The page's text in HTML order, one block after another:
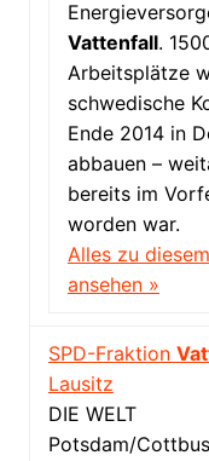
Vattenfall.
Arbeitsplätze
schwedische
Ende 2014 in
abbauen –
bereits im
worden war.
Alles zu
ansehen »
SPD-Fraktion
Lausitz
DIE WELT
Potsdam/